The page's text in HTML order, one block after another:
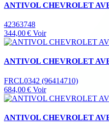
ANTIVOL CHEVROLET
42363748
344,00 € Voir
ANTIVOL CHEVROLET
FRCL0342 (96414710)
684,00 € Voir
ANTIVOL CHEVROLET